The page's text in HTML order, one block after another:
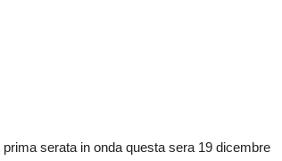
serata in onda questa sera 19 dicembre